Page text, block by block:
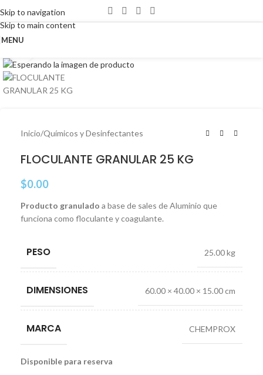
Skip to navigation
Skip to main content
MENU
Inicio/Químicos y Desinfectantes
FLOCULANTE GRANULAR 25 KG
$0.00
Producto granulado a base de sales de Aluminio que
funciona como floculante y coagulante.
PESO 25.00 kg
DIMENSIONES 60.00 × 40.00 × 15.00 cm
MARCA CHEMPROX
Disponible para reserva